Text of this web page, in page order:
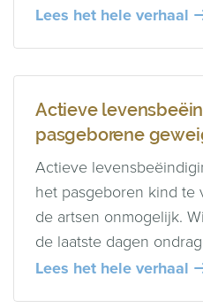
Lees het hele verhaal
Actieve
pasgeborene
Actieve
het pasgeboren kind te
de artsen onmogelijk.
de laatste dagen
Lees het hele verhaal